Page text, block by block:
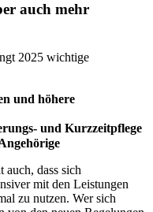
auch mehr
2025 wichtige
und höhere
und Kurzzeitpflege
dass sich
mit den Leistungen
zu nutzen. Wer sich